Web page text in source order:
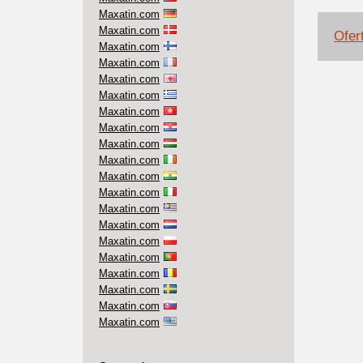
Maxatin.com
Maxatin.com
Maxatin.com
Maxatin.com
Maxatin.com
Maxatin.com
Maxatin.com
Maxatin.com
Maxatin.com
Maxatin.com
Maxatin.com
Maxatin.com
Maxatin.com
Maxatin.com
Maxatin.com
Maxatin.com
Maxatin.com
Maxatin.com
Maxatin.com
Maxatin.com